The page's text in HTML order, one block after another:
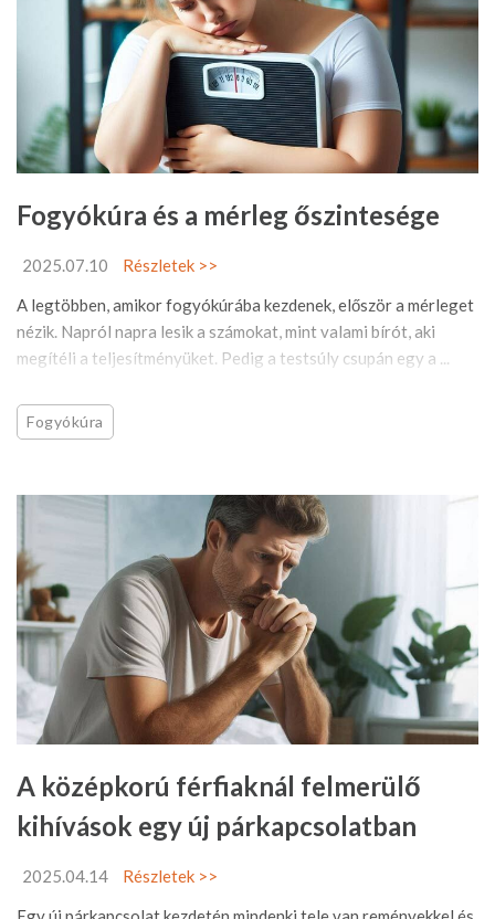
Fogyókúra és a mérleg őszintesége
2025.07.10
Részletek >>
A legtöbben, amikor fogyókúrába kezdenek, először a mérleget
nézik. Napról napra lesik a számokat, mint valami bírót, aki
megítéli a teljesítményüket. Pedig a testsúly csupán egy a ...
Fogyókúra
A középkorú férfiaknál felmerülő
kihívások egy új párkapcsolatban
2025.04.14
Részletek >>